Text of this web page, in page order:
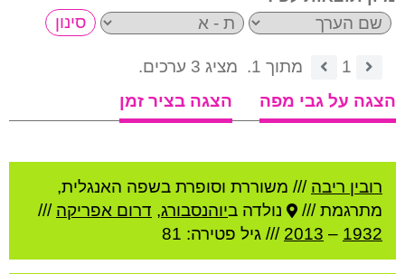
1 מתוך 1.
מציג 3 ערכים.
הצגה על גבי מפה
הצגה בציר זמן
רובין ריבה /// משוררת וסופרת בשפה האנגלית,
מתרגמת ///
נולדה ביוהנסבורג, דרום אפריקה ///
1932
–
2013 /// גיל פטירה: 81